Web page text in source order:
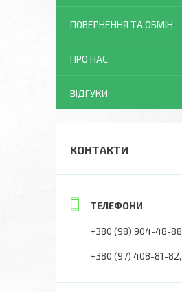
ПОВЕРНЕННЯ ТА ОБМІН
ПРО НАС
ВІДГУКИ
КОНТАКТИ
+380 (98) 904-48-88
+380 (97) 408-81-82